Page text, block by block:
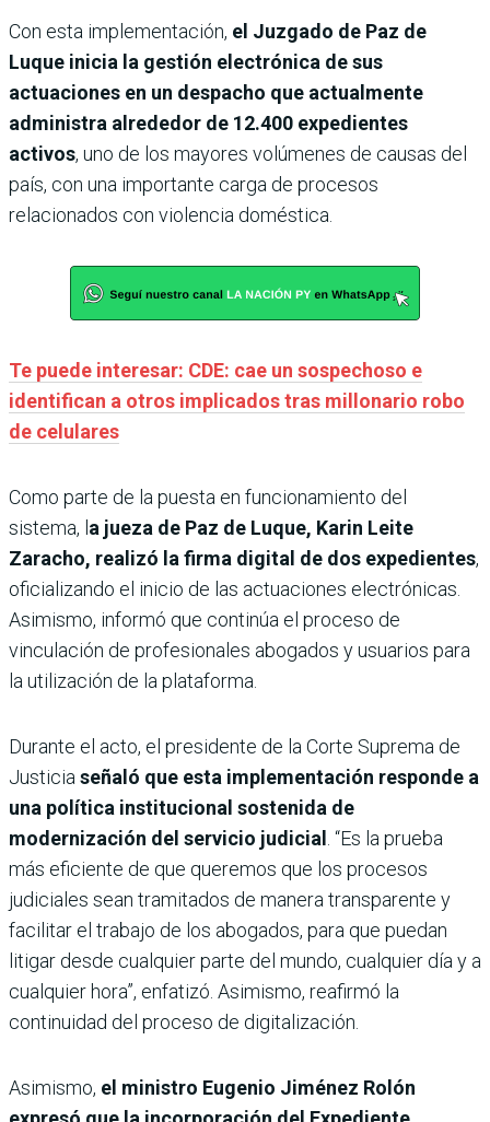
Con esta implementación, el Juzgado de Paz de
Luque inicia la gestión electrónica de sus
actuaciones en un despacho que actualmente
administra alrededor de 12.400 expedientes
activos, uno de los mayores volúmenes de causas del
país, con una importante carga de procesos
relacionados con violencia doméstica.
Te puede interesar: CDE: cae un sospechoso e
identifican a otros implicados tras millonario robo
de celulares
Como parte de la puesta en funcionamiento del
sistema, l a jueza de Paz de Luque, Karin Leite
Zaracho, realizó la firma digital de dos expedientes,
oficializando el inicio de las actuaciones electrónicas.
Asimismo, informó que continúa el proceso de
vinculación de profesionales abogados y usuarios para
la utilización de la plataforma.
Durante el acto, el presidente de la Corte Suprema de
Justicia señaló que esta implementación responde a
una política institucional sostenida de
modernización del servicio judicial
. “Es la prueba
más eficiente de que queremos que los procesos
judiciales sean tramitados de manera transparente y
facilitar el trabajo de los abogados, para que puedan
litigar desde cualquier parte del mundo, cualquier día y a
cualquier hora”, enfatizó. Asimismo, reafirmó la
continuidad del proceso de digitalización.
Asimismo, el ministro Eugenio Jiménez Rolón